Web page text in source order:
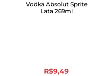
Vodka Absolut Sprite
Lata 269ml
R$9,49